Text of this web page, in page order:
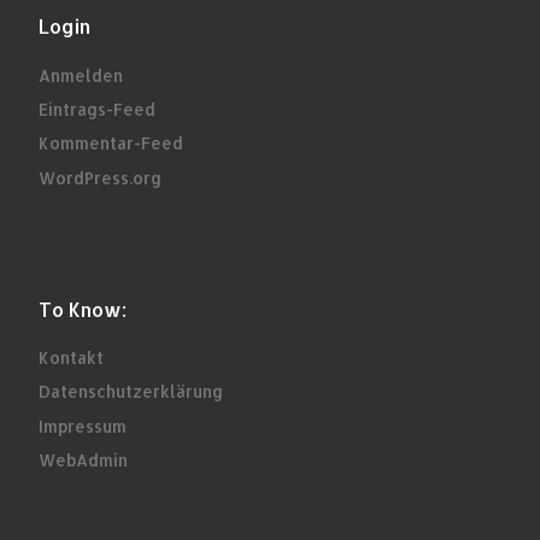
Login
Anmelden
Eintrags-Feed
Kommentar-Feed
WordPress.org
To Know:
Kontakt
Datenschutzerklärung
Impressum
WebAdmin